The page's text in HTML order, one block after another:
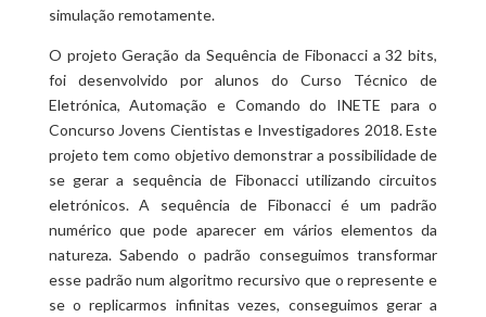
simulação remotamente.
O projeto Geração da Sequência de Fibonacci a 32 bits,
foi desenvolvido por alunos do Curso Técnico de
Eletrónica, Automação e Comando do INETE para o
Concurso Jovens Cientistas e Investigadores 2018. Este
projeto tem como objetivo demonstrar a possibilidade de
se gerar a sequência de Fibonacci utilizando circuitos
eletrónicos. A sequência de Fibonacci é um padrão
numérico que pode aparecer em vários elementos da
natureza. Sabendo o padrão conseguimos transformar
esse padrão num algoritmo recursivo que o represente e
se o replicarmos infinitas vezes, conseguimos gerar a